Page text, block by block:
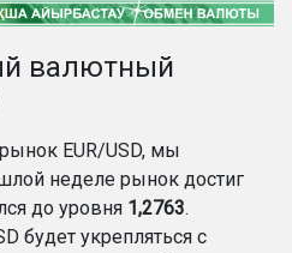
валютный
EUR/USD, мы
неделе рынок достиг
до уровня 1,2763.
будет укрепляться с